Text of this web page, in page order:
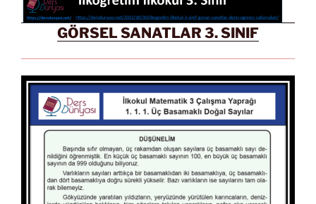
GÖRSEL SANATLAR 3. SINIF